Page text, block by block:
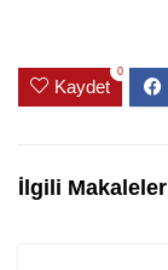
Kaydet
0
İlgili Makaleler